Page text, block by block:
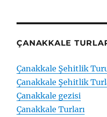
ÇANAKKALE
Çanakkale Şehitlik
Çanakkale Şehitlik
Çanakkale gezisi
Çanakkale Turları